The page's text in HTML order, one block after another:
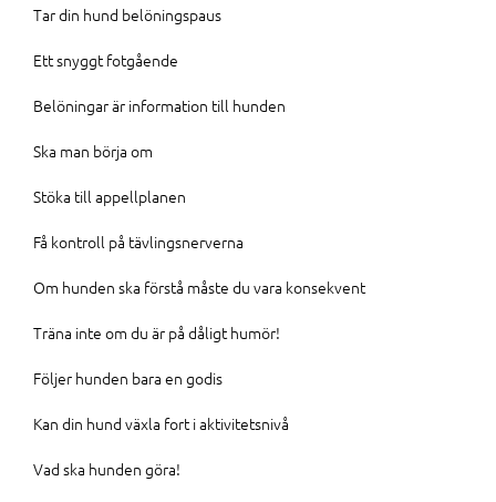
Tar din hund belöningspaus
Ett snyggt fotgående
Belöningar är information till hunden
Ska man börja om
Stöka till appellplanen
Få kontroll på tävlingsnerverna
Om hunden ska förstå måste du vara konsekvent
Träna inte om du är på dåligt humör!
Följer hunden bara en godis
Kan din hund växla fort i aktivitetsnivå
Vad ska hunden göra!